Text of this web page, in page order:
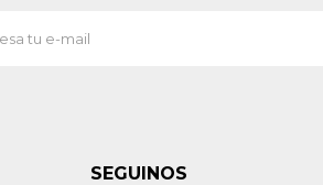
SEGUINOS